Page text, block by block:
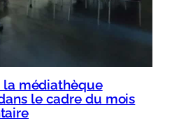
la médiathèque
le cadre du mois